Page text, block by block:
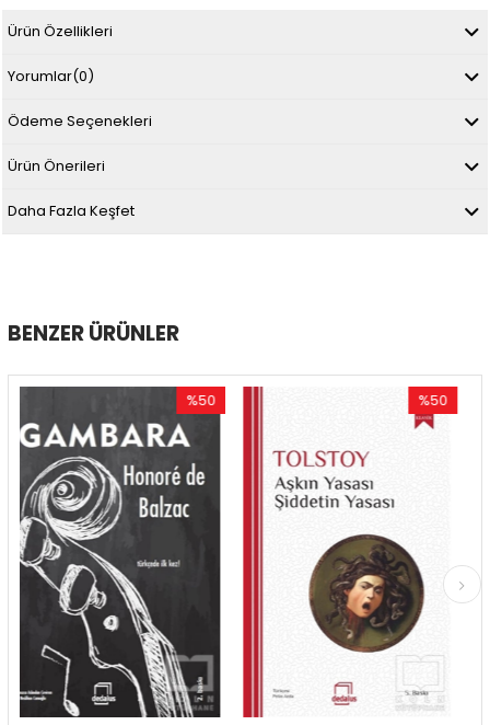
Ürün Özellikleri
Yorumlar(0)
Ödeme Seçenekleri
Ürün Önerileri
Daha Fazla Keşfet
BENZER ÜRÜNLER
İndirim
%50İndirim
%50İndirim